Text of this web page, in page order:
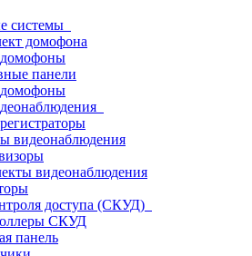
системы
домофона
панели
видеонаблюдения
видеонаблюдения
доступа (СКУД)
СКУД
панель